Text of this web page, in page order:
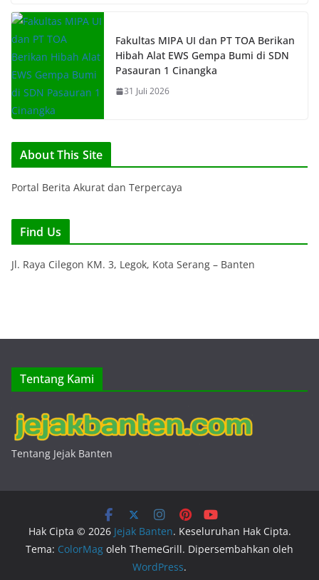
Fakultas MIPA UI dan PT TOA Berikan
Hibah Alat EWS Gempa Bumi di SDN
Pasauran 1 Cinangka
31 Juli 2026
About This Site
Portal Berita Akurat dan Terpercaya
Find Us
Jl. Raya Cilegon KM. 3, Legok, Kota Serang – Banten
Tentang Kami
Tentang Jejak Banten
Hak Cipta © 2026 Jejak Banten. Keseluruhan Hak Cipta.
Tema: ColorMag oleh ThemeGrill. Dipersembahkan oleh
WordPress.